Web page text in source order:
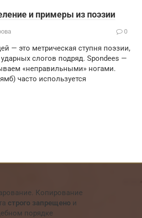
и примеры из поэзии
0
— это метрическая ступня поэзии,
слогов подряд. Spondees —
«неправильными» ногами.
часто используется
Копирование
строго запрещено и
порядке